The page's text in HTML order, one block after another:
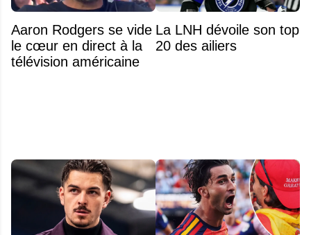
Aaron Rodgers se vide
le cœur en direct à la
télévision américaine
La LNH dévoile son top
20 des ailiers